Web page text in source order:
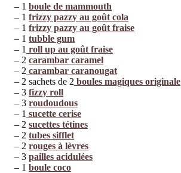
– 1 boule de mammouth
– 1 frizzy pazzy au goût cola
– 1 frizzy pazzy au goût fraise
– 1 tubble gum
– 1 roll up au goût fraise
– 2 carambar caramel
– 2 carambar caranougat
– 2 sachets de 2 boules magiques originale
– 3 fizzy roll
– 3 roudoudous
– 1 sucette cerise
– 2 sucettes tétines
– 2 tubes sifflet
– 2 rouges à lèvres
– 3 pailles acidulées
– 1 boule coco